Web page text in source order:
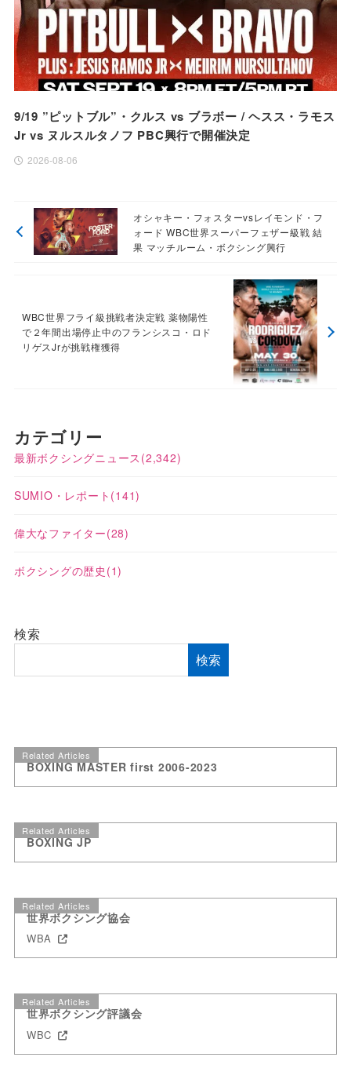
9/19 ”ピットブル”・クルス vs ブラボー / ヘスス・ラモス
Jr vs ヌルスルタノフ PBC興行で開催決定
2026-08-06
オシャキー・フォスターvsレイモンド・フ
ォード WBC世界スーパーフェザー級戦 結
果 マッチルーム・ボクシング興行
WBC世界フライ級挑戦者決定戦 薬物陽性
で２年間出場停止中のフランシスコ・ロド
リゲスJrが挑戦権獲得
カテゴリー
最新ボクシングニュース (2,342)
SUMIO・レポート (141)
偉大なファイター(28)
ボクシングの歴史 (1)
検索
検索
Related Articles
BOXING MASTER first 2006-2023
Related Articles
BOXING JP
Related Articles
世界ボクシング協会
WBA
Related Articles
世界ボクシング評議会
WBC